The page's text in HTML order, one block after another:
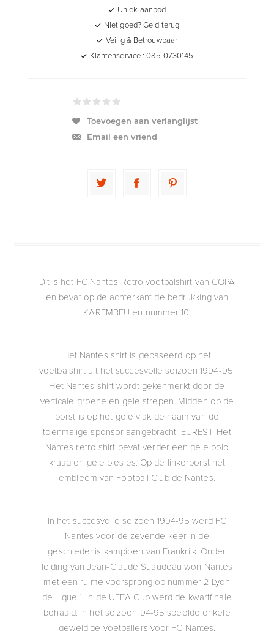
Uniek aanbod
Niet goed? Geld terug
Veilig & Betrouwbaar
Klantenservice : 085-0730145
Toevoegen aan verlanglijst
Email een vriend
Dit is het FC Nantes Retro voetbalshirt van COPA
en bevat op de achterkant de bedrukking van
KAREMBEU en nummer 10.
Het Nantes shirt is gebaseerd op het
voetbalshirt uit het succesvolle seizoen 1994-95.
Het Nantes shirt wordt gekenmerkt door de
verticale groene en gele strepen. Midden op de
borst is op het gele vlak de naam van de
toenmalige sponsor aangebracht: EUREST. Het
Nantes retro shirt bevat verder een gele polo
kraag en gele biesjes. Op de linkerborst het
embleem van Football Club de Nantes.
In het succesvolle seizoen 1994-95 werd FC
Nantes voor de zevende keer in de
geschiedenis kampioen van Frankrijk. Onder
leiding van Jean-Claude Suaudeau won Nantes
met een ruime voorsprong op nummer 2 Lyon
de Lique 1. In de UEFA Cup werd de kwartfinale
behaald. In het seizoen 94-95 speelde enkele
geweldige voetballers voor FC Nantes,